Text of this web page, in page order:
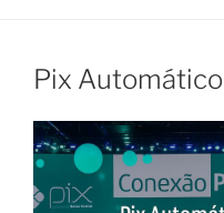
Pix Automático